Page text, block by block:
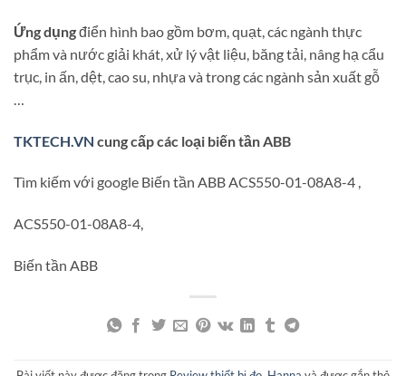
Ứng dụngđiển hình bao gồm bơm, quạt, các ngành thực
phẩm và nước giải khát, xử lý vật liệu, băng tải, nâng hạ cẩu
trục, in ấn, dệt, cao su, nhựa và trong các ngành sản xuất gỗ
…
TKTECH.VN cung cấp các loại biến tần ABB
Tìm kiếm với google Biến tần ABB ACS550-01-08A8-4 ,
ACS550-01-08A8-4,
Biến tần ABB